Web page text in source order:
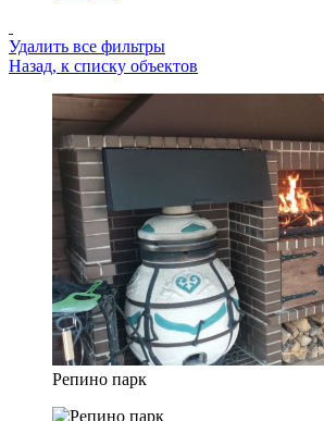
Удалить все фильтры
Назад, к списку объектов
Репино парк